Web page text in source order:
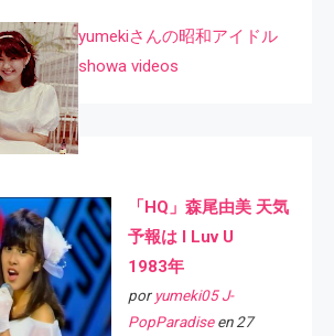
yumekiさんの昭和アイドル
showa videos
「HQ」森尾由美 天気
予報は I Luv U
1983年
por yumeki05 J-
PopParadiseen 27